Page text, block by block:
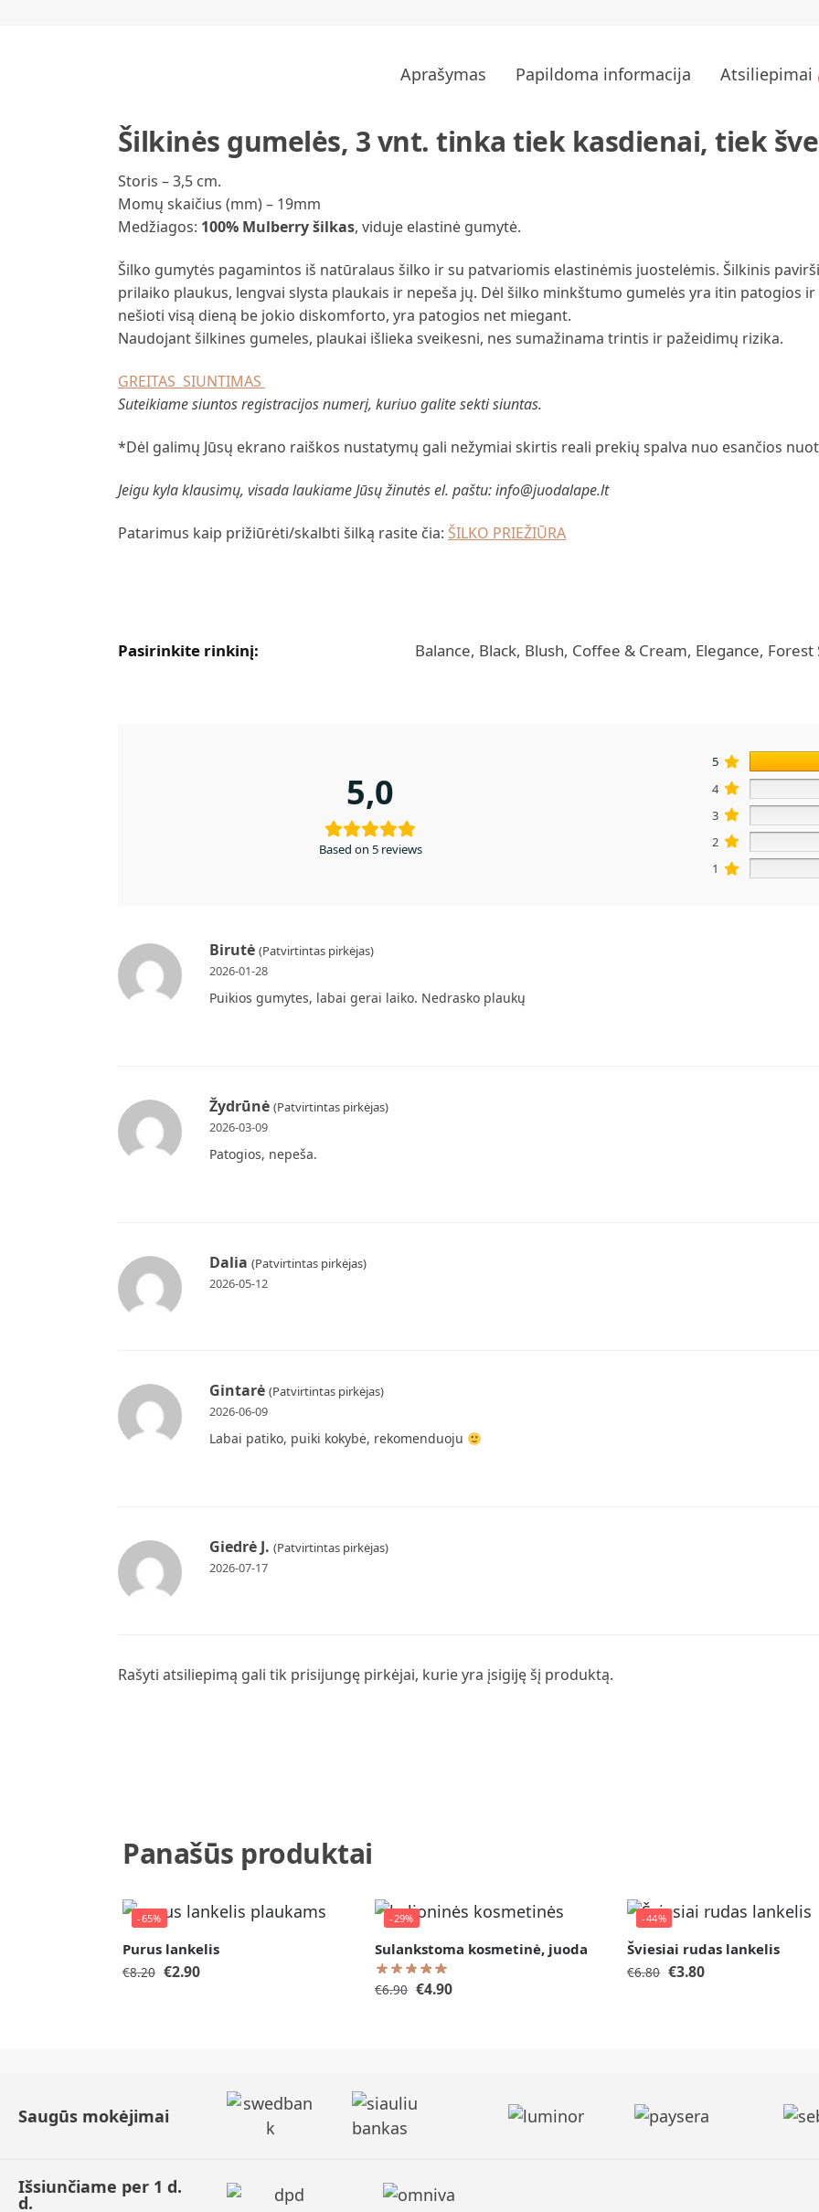
Aprašymas Papildoma informacija Atsiliepimai
Šilkinės gumelės, 3 vnt. tinka tiek kasdienai, tiek
Storis – 3,5 cm.
Momų skaičius (mm) – 19mm
Medžiagos: 100% Mulberry šilkas, viduje elastinė gumytė.
Šilko gumytės pagamintos iš natūralaus šilko ir su patvariomis elastinėmis juostelėmis. Šilkinis
prilaiko plaukus, lengvai slysta plaukais ir nepeša jų. Dėl šilko minkštumo gumelės yra itin patogios
nešioti visą dieną be jokio diskomforto, yra patogios net miegant.
Naudojant šilkines gumeles, plaukai išlieka sveikesni, nes sumažinama trintis ir pažeidimų rizika.
GREITAS SIUNTIMAS
Suteikiame siuntos registracijos numerį, kuriuo galite sekti siuntas.
*Dėl galimų Jūsų ekrano raiškos nustatymų gali nežymiai skirtis reali prekių spalva nuo esančios
Jeigu kyla klausimų, visada laukiame Jūsų žinutės el. paštu: info@juodalape.lt
Patarimus kaip prižiūrėti/skalbti šilką rasite čia: ŠILKO PRIEŽIŪRA
Pasirinkite rinkinį: Balance, Black, Blush, Coffee & Cream, Elegance,
5,0
Based on 5 reviews
5
4
3
2
1
Birutė (Patvirtintas pirkėjas)
2026-01-28
Puikios gumytes, labai gerai laiko. Nedrasko plaukų
Žydrūnė (Patvirtintas pirkėjas)
2026-03-09
Patogios, nepeša.
Dalia (Patvirtintas pirkėjas)
2026-05-12
Gintarė (Patvirtintas pirkėjas)
2026-06-09
Labai patiko, puiki kokybė, rekomenduoju
Giedrė J. (Patvirtintas pirkėjas)
2026-07-17
Rašyti atsiliepimą gali tik prisijungę pirkėjai, kurie yra įsigiję šį produktą.
Panašūs produktai
-65%
Purus lankelis
€8.20 €2.90
-29%
Sulankstoma kosmetinė, juoda
€6.90 €4.90
-44%
Šviesiai rudas lankelis
€6.80 €3.80
Saugūs mokėjimai
Išsiunčiame per 1 d.
d.